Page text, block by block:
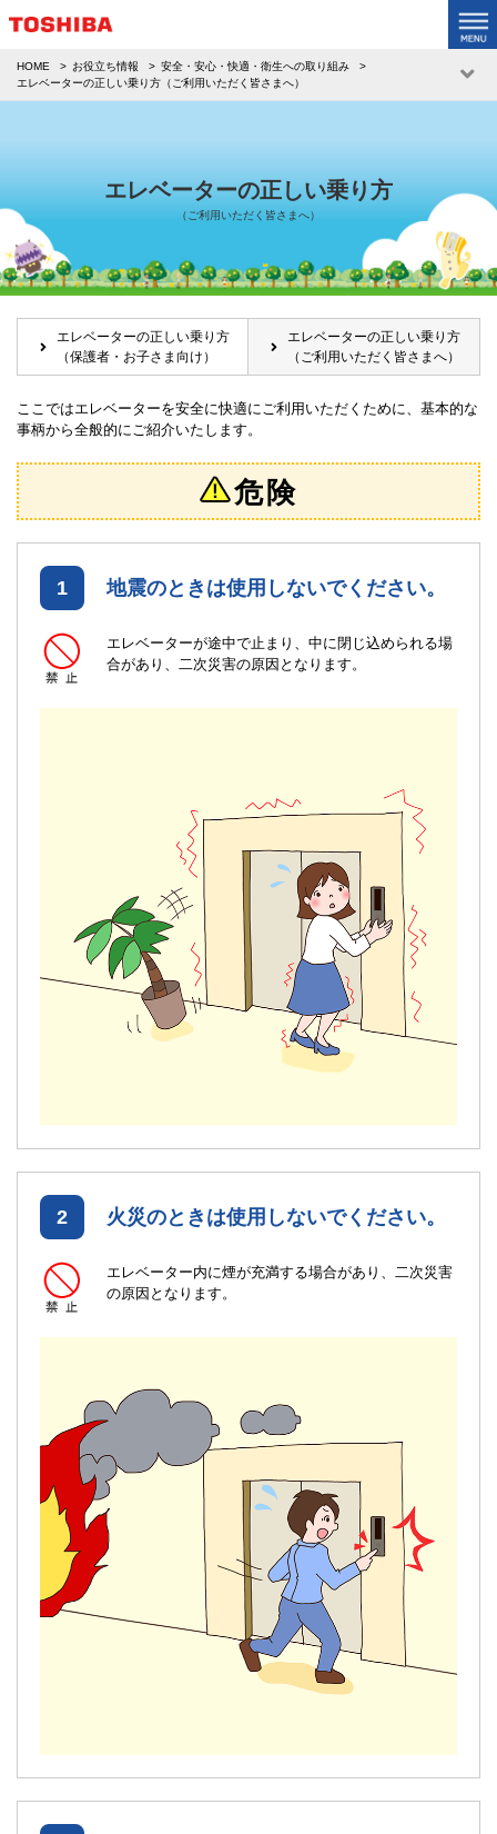
HOME お役立ち情報
安全・安心・快適・衛生への取り組み
エレベーターの正しい乗り方（ご利用いただく皆さまへ）
エレベーターの正しい乗り方
（ご利用いただく皆さまへ）
エレベーターの正しい乗り方
（保護者・お子さま向け）
エレベーターの正しい乗り方
（ご利用いただく皆さまへ）
ここではエレベーターを安全に快適にご利用いただくために、基本的な
事柄から全般的にご紹介いたします。
危険
1 地震のときは使用しないでください。
エレベーターが途中で止まり、中に閉じ込められる場
合があり、二次災害の原因となります。
2 火災のときは使用しないでください。
エレベーター内に煙が充満する場合があり、二次災害
の原因となります。